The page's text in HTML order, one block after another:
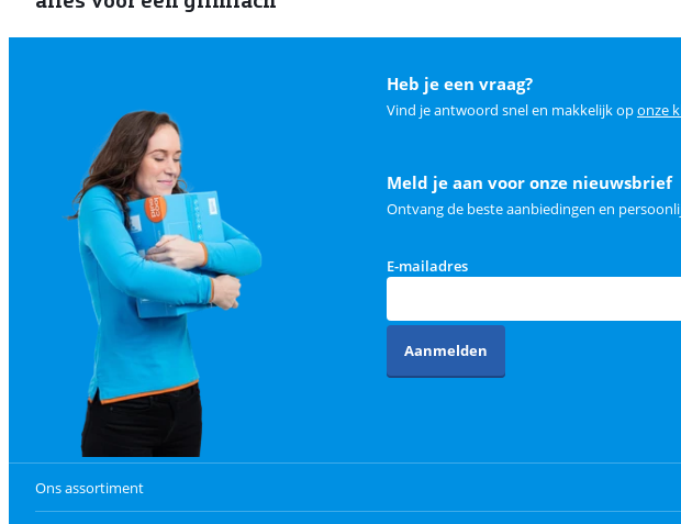
Heb je een vraag?
Vind je antwoord snel en makkelijk oponze
Meld je aan voor onze nieuwsbrief
Ontvang de beste aanbiedingen en
E-mailadres
Aanmelden
Ons assortiment